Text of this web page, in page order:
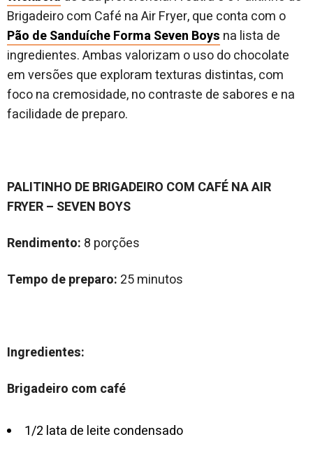
Brigadeiro com Café na Air Fryer, que conta com o
Pão de Sanduíche Forma Seven Boys na lista de
ingredientes. Ambas valorizam o uso do chocolate
em versões que exploram texturas distintas, com
foco na cremosidade, no contraste de sabores e na
facilidade de preparo.
PALITINHO DE BRIGADEIRO COM CAFÉ NA AIR
FRYER – SEVEN BOYS
Rendimento: 8 porções
Tempo de preparo: 25 minutos
Ingredientes:
Brigadeiro com café
1/2 lata de leite condensado